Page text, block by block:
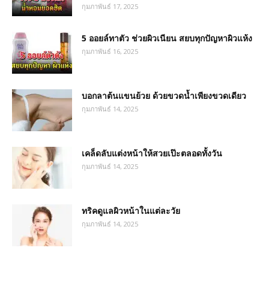
กุมภาพันธ์ 17, 2025
5 ออยล์ทาตัว ช่วยผิวเนียน สยบทุกปัญหาผิวแห้ง
กุมภาพันธ์ 16, 2025
บอกลาต้นแขนย้วย ด้วยขวดน้ำเพียงขวดเดียว
กุมภาพันธ์ 14, 2025
เคล็ดลับแต่งหน้าให้สวยเป๊ะตลอดทั้งวัน
กุมภาพันธ์ 14, 2025
ทริคดูแลผิวหน้าในแต่ละวัย
กุมภาพันธ์ 14, 2025